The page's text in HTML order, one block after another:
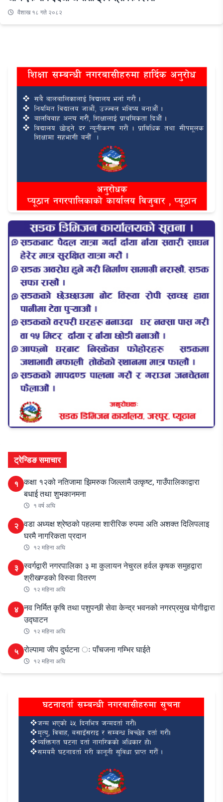
वैशाख १८ गते २०८२
ट्रेन्डिङ समाचार
१ कक्षा १२को नतिजामा झिमरुक जिल्लामै उत्कृष्ट, गाउँपालिकाद्वारा
बधाई तथा शुभकानमना
१ वर्ष अघि
२ वडा अध्यक्ष श्रेष्ठको पहलमा शारीरिक रुपमा अति अशक्त दिलिपलाइ
घरमै नागरिकता प्रदान
१२ महिना अघि
३ स्वर्गद्वारी नगरपालिका ३ मा कुलायन नेचुरल हर्वल कृषक समुहद्वारा
श्रीखण्डको विरुवा वितरण
१२ महिना अघि
४ नव निर्मित कृषि तथा पशुपन्छी सेवा केन्द्र भवनको नगरप्रमुख योगीद्वारा
उद्घाटन
१२ महिना अघि
५ रोल्पामा जीप दुर्घटना ः पाँचजना गम्भिर घाईते
१२ महिना अघि